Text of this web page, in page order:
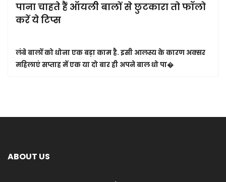
पाना चाहते हैं ऑयली बालों से छुटकारा तो फॉलो
करें ये टिप्स
लंबे बालों को धोना एक बड़ा काम है. इसी आलस्य के कारण अक्सर
महिलाएं सप्ताह में एक या दो बार ही अपने बाल धो पा�
ABOUT US